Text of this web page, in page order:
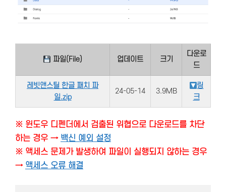
파일(File) 업데이트 크기
다운로
드
레빗앤스틸 한글 패치 파
일.zip
24-05-14 3.9MB
링
크
※ 윈도우 디펜더에서 검출된 위협으로 다운로드를 차단
하는 경우 → 백신 예외 설정
※ 액세스 문제가 발생하여 파일이 실행되지 않하는 경우
→ 액세스 오류 해결